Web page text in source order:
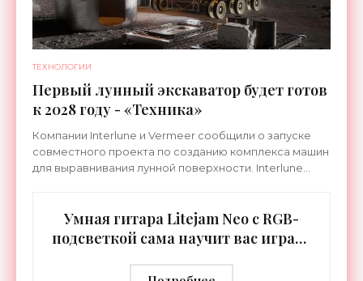
ТЕХНОЛОГИИ
Первый лунный экскаватор будет готов
к 2028 году - «Техника»
Компании Interlune и Vermeer сообщили о запуске
совместного проекта по созданию комплекса машин
для выравнивания лунной поверхности. Interlune
Умная гитара Litejam Neo с RGB-
подсветкой сама научит вас играть